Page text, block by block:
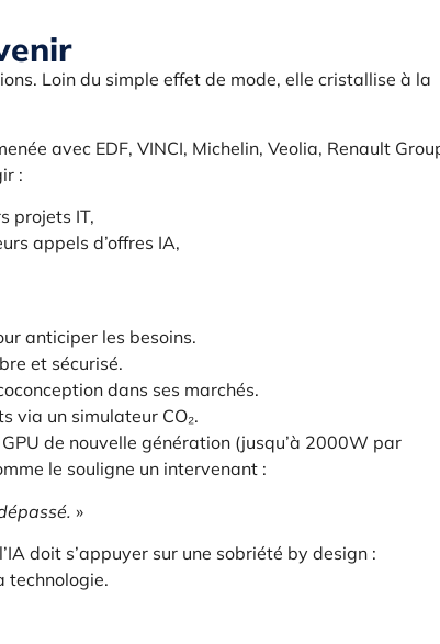
Loin du simple effet de mode, elle cristallise à la
avec EDF, VINCI, Michelin, Veolia, Renault
:
projets IT,
appels d’offres IA,
anticiper les besoins.
et sécurisé.
dans ses marchés.
via un simulateur CO₂.
de nouvelle génération (jusqu’à 2000W par
le souligne un intervenant :
»
doit s’appuyer sur une sobriété by design :
technologie.